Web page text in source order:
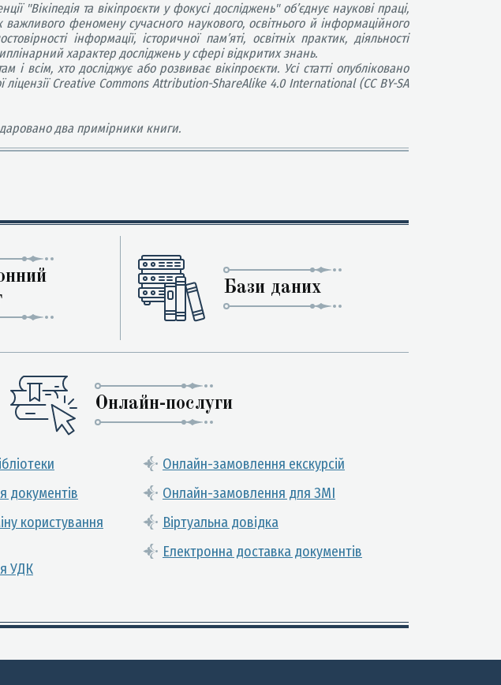
"Вікіпедія та вікіпроєкти у фокусі досліджень" об’єднує наукові праці,
важливого феномену сучасного наукового, освітнього й інформаційного
інформації, історичної пам’яті, освітніх практик, діяльності
характер досліджень у сфері відкритих знань.
всім, хто досліджує або розвиває вікіпроєкти. Усі статті опубліковано
Creative Commons Attribution-ShareAlike 4.0 International (CC BY-SA
два примірники книги.
Бази даних
Онлайн-послуги
документів
користування
УДК
Онлайн-замовлення екскурсій
Онлайн-замовлення для ЗМІ
Віртуальна довідка
Електронна доставка документів